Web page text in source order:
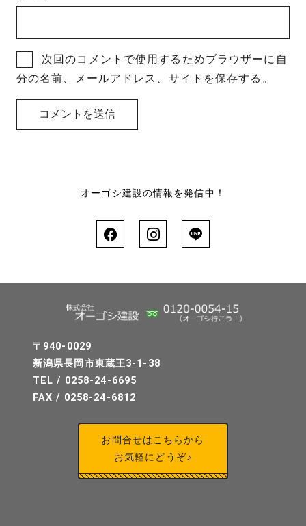
次回のコメントで使用するためブラウザーに自
分の名前、メールアドレス、サイトを保存する。
オーゴシ建設の情報を発信中！
〒940-0029
新潟県長岡市東蔵王3-1-38
TEL / 0258-24-6695
FAX / 0258-24-6812
お問合せはこちらから
お気軽にどうぞ♪